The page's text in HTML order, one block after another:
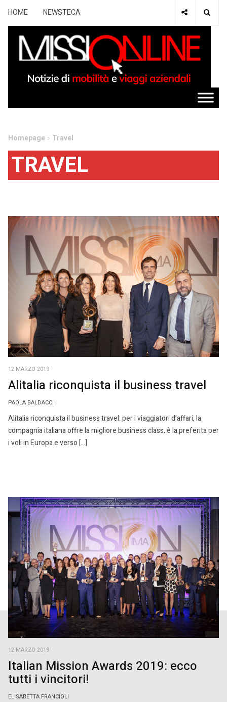
HOME NEWSTECA
Homepage Travel
TRAVEL
12 MARZO 2019
Alitalia riconquista il business travel
PAOLA BALDACCI
Alitalia riconquista il business travel: per i viaggiatori d’affari, la
compagnia italiana offre la migliore business class, è la preferita per
i voli in Europa e verso […]
12 MARZO 2019
Italian Mission Awards 2019: ecco
tutti i vincitori!
ELISABETTA FRANCIOLI